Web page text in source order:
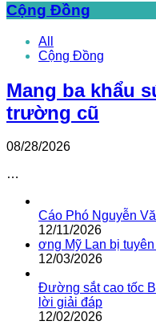
Cộng Đồng
All
Cộng Đồng
Mang ba khẩu
trường cũ
08/28/2026
…
Cáo Phó Nguyễn
12/11/2026
ơng Mỹ Lan bị
12/03/2026
Đường sắt cao tốc
lời giải đáp
12/02/2026